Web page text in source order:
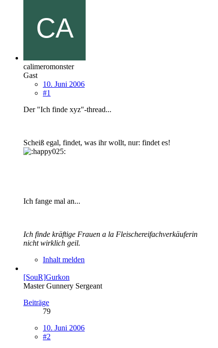
calimeromonster
Gast
10. Juni 2006
#1
Der "Ich finde xyz"-thread...
Scheiß egal, findet, was ihr wollt, nur: findet es!
Ich fange mal an...
Ich finde kräftige Frauen a la Fleischereifachverkäuferin
nicht wirklich geil.
Inhalt melden
[SouR]Gurkon
Master Gunnery Sergeant
Beiträge
79
10. Juni 2006
#2